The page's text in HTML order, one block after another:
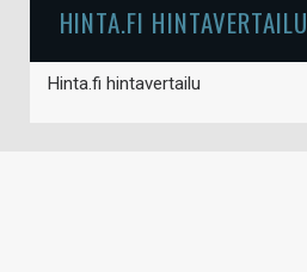
HINTA.FI HINTAVERTAILU
Hinta.fi hintavertailu